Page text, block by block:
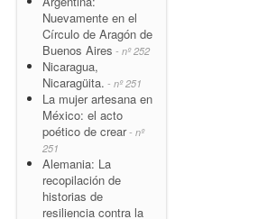
Nuevamente en el
Círculo de Aragón de
Buenos Aires - nº 252
Nicaragua,
Nicaragüita. - nº 251
La mujer artesana en
México: el acto
poético de crear- nº
251
Alemania: La
recopilación de
historias de
resiliencia contra la